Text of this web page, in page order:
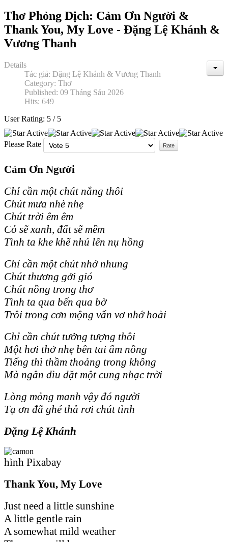
Thơ Phỏng Dịch: Cảm Ơn Người &
Thank You, My Love - Đặng Lệ Khánh &
Vương Thanh
Details
Tác giả: Đặng Lệ Khánh & Vương Thanh
Category: Thơ
Published: 09 Tháng Sáu 2026
Hits: 649
User Rating: 5 / 5
Please Rate
Cảm Ơn Người
Chỉ cần một chút nắng thôi
Chút mưa nhè nhẹ
Chút trời êm êm
Cỏ sẽ xanh, đất sẽ mềm
Tình ta khe khẽ nhú lên nụ hồng
Chỉ cần một chút nhớ nhung
Chút thương gởi gió
Chút nồng trong thơ
Tình ta qua bến qua bờ
Trôi trong cơn mộng vẩn vơ nhớ hoài
Chỉ cần chút tưởng tượng thôi
Một hơi thở nhẹ bên tai ấm nồng
Tiếng thì thầm thoảng trong không
Mà ngân dìu dặt một cung nhạc trời
Lòng mỏng manh vậy đó người
Tạ ơn đã ghé thả rơi chút tình
Đặng Lệ Khánh
hình Pixabay
Thank You, My Love
Just need a little sunshine
A little gentle rain
A somewhat mild weather